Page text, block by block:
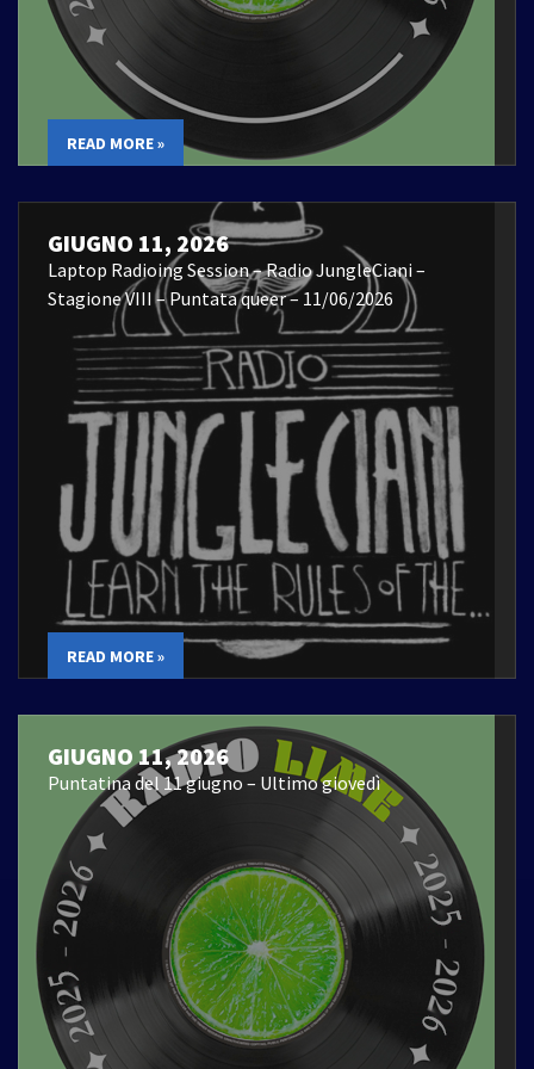
READ MORE »
GIUGNO 11, 2026
Laptop Radioing Session – Radio JungleCiani –
Stagione VIII – Puntata queer – 11/06/2026
READ MORE »
GIUGNO 11, 2026
Puntatina del 11 giugno – Ultimo giovedì